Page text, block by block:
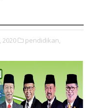
2020
pendidikan,